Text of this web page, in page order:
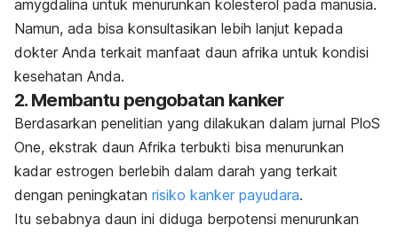
amygdalina untuk menurunkan kolesterol pada manusia.
Namun, ada bisa konsultasikan lebih lanjut kepada
dokter Anda terkait manfaat daun afrika untuk kondisi
kesehatan Anda.
2. Membantu pengobatan kanker
Berdasarkan penelitian yang dilakukan dalam jurnal PloS
One, ekstrak daun Afrika terbukti bisa menurunkan
kadar estrogen berlebih dalam darah yang terkait
dengan peningkatan risiko kanker payudara.
Itu sebabnya daun ini diduga berpotensi menurunkan